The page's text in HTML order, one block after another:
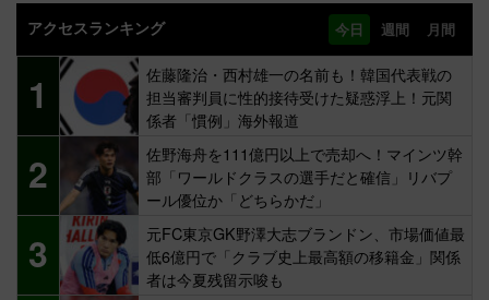
アクセスランキング 今日 週間 月間
1
佐藤隆治・西村雄一の名前も！韓国代表戦の
担当審判員に性的接待受けた疑惑浮上！元関
係者「慣例」海外報道
2
佐野海舟を111億円以上で売却へ！マインツ幹
部「ワールドクラスの選手だと確信」リバプ
ール優位か「どちらかだ」
3
元FC東京GK野澤大志ブランドン、市場価値最
低6億円で「クラブ史上最高額の移籍金」関係
者は今夏残留示唆も